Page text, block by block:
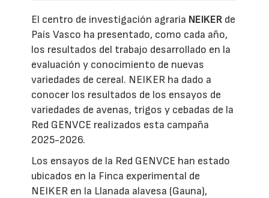
El centro de investigación agraria NEIKER de
País Vasco ha presentado, como cada año,
los resultados del trabajo desarrollado en la
evaluación y conocimiento de nuevas
variedades de cereal. NEIKER ha dado a
conocer los resultados de los ensayos de
variedades de avenas, trigos y cebadas de la
Red GENVCE realizados esta campaña
2025-2026.
Los ensayos de la Red GENVCE han estado
ubicados en la Finca experimental de
NEIKER en la Llanada alavesa (Gauna),